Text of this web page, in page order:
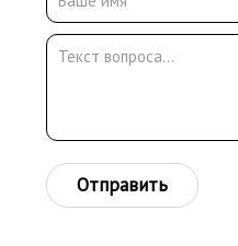
Отправить